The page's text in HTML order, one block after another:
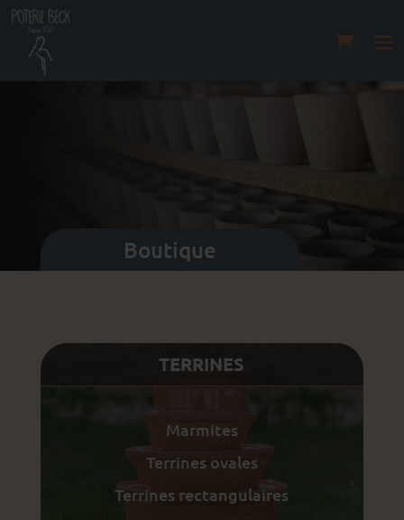
Boutique
TERRINES
Marmites
Terrines ovales
Terrines rectangulaires